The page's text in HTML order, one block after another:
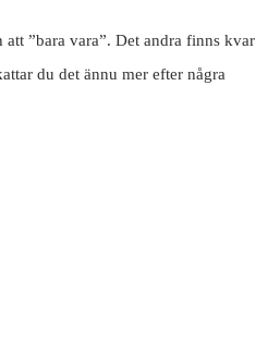
”bara vara”. Det andra finns kvar
du det ännu mer efter några